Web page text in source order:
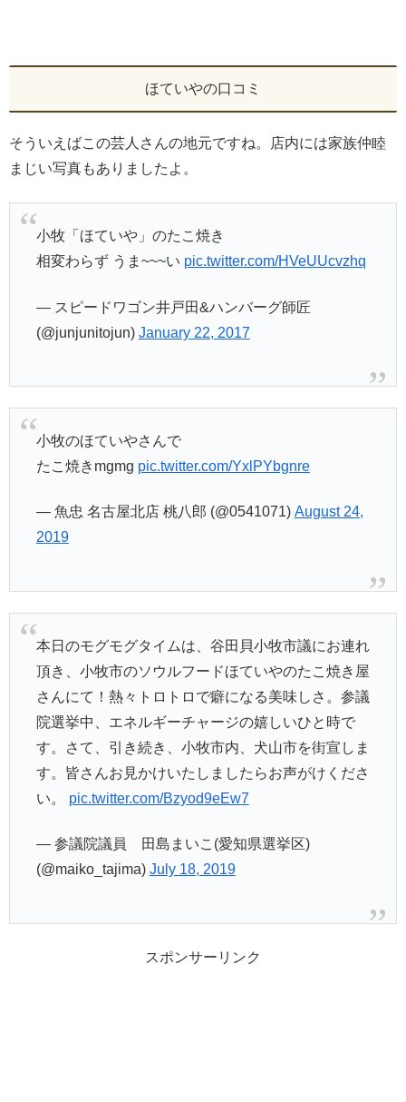
ほていやの口コミ
そういえばこの芸人さんの地元ですね。店内には家族仲睦
まじい写真もありましたよ。
小牧「ほていや」のたこ焼き
相変わらず うま~~~い pic.twitter.com/HVeUUcvzhq
— スピードワゴン井戸田&ハンバーグ師匠
(@junjunitojun) January 22, 2017
小牧のほていやさんで
たこ焼きmgmg pic.twitter.com/YxlPYbgnre
— 魚忠 名古屋北店 桃八郎 (@0541071) August 24,
2019
本日のモグモグタイムは、谷田貝小牧市議にお連れ
頂き、小牧市のソウルフードほていやのたこ焼き屋
さんにて！熱々トロトロで癖になる美味しさ。参議
院選挙中、エネルギーチャージの嬉しいひと時で
す。さて、引き続き、小牧市内、犬山市を街宣しま
す。皆さんお見かけいたしましたらお声がけくださ
い。 pic.twitter.com/Bzyod9eEw7
— 参議院議員 田島まいこ(愛知県選挙区)
(@maiko_tajima) July 18, 2019
スポンサーリンク